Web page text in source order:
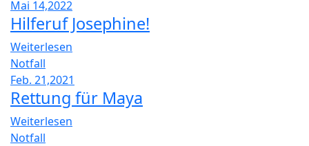
j
a
g
e
s
u
c
t
Mai 14,2022
Hilferuf Josephine!
Weiterlesen
Notfall
Feb. 21,2021
Rettung für Maya
Weiterlesen
Notfall